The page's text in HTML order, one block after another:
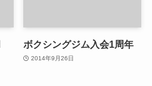
ボクシングジム入会1周年
2014年9月26日